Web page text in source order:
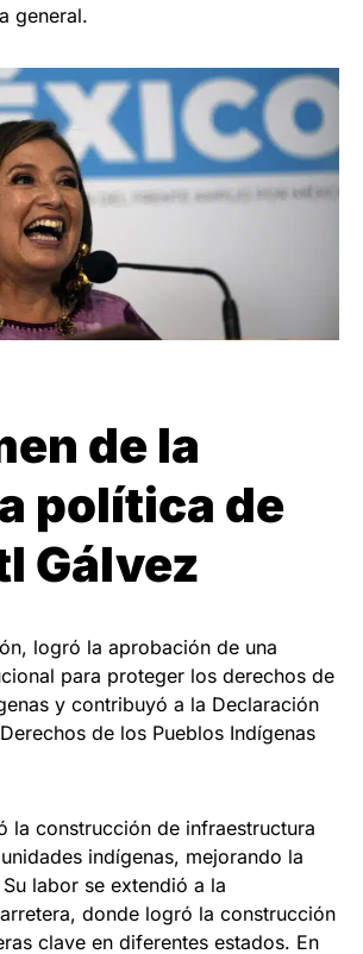
general.
de la
política de
Gálvez
logró la aprobación de una
para proteger los derechos de
y contribuyó a la Declaración
de los Pueblos Indígenas
la construcción de infraestructura
indígenas, mejorando la
labor se extendió a la
donde logró la construcción
clave en diferentes estados. En